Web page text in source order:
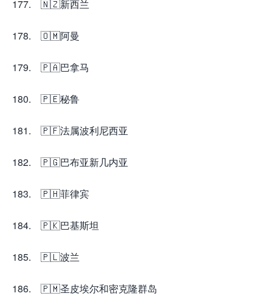
177. 🇳🇿新西兰
178. 🇴🇲阿曼
179. 🇵🇦巴拿马
180. 🇵🇪秘鲁
181. 🇵🇫法属波利尼西亚
182. 🇵🇬巴布亚新几内亚
183. 🇵🇭菲律宾
184. 🇵🇰巴基斯坦
185. 🇵🇱波兰
186. 🇵🇲圣皮埃尔和密克隆群岛